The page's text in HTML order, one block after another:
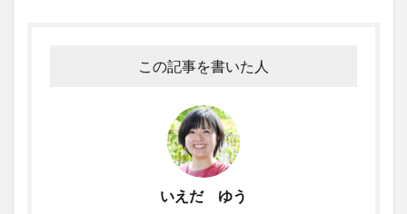
この記事を書いた人
いえだ ゆう